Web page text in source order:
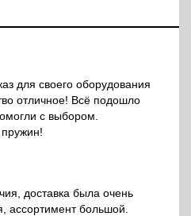
для своего оборудования
отличное! Всё подошло
с выбором.
доставка была очень
ассортимент большой.